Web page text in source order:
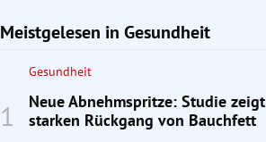
Meistgelesen in Gesundheit
Gesundheit
Neue Abnehmspritze: Studie zeigt
starken Rückgang von Bauchfett